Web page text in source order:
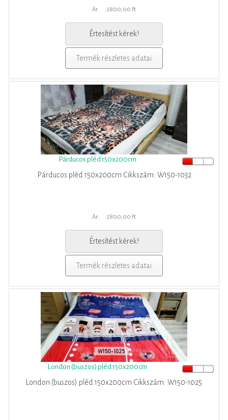
Ár: 2800,00 Ft
Értesítést kérek!
Termék részletes adatai
Párducos pléd 150x200cm
Párducos pléd 150x200cm Cikkszám: W150-1032
Ár: 2800,00 Ft
Értesítést kérek!
Termék részletes adatai
London (buszos) pléd 150x200cm
London (buszos) pléd 150x200cm Cikkszám: W150-1025